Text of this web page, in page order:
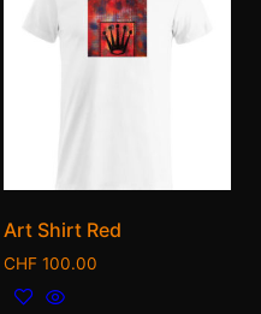
Art Shirt Red
CHF 100.00